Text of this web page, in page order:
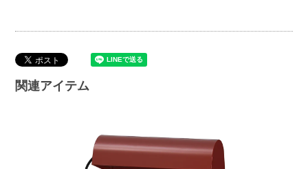
関連アイテム